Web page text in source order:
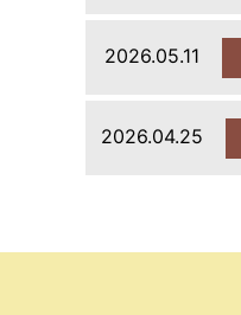
2026.05.11
2026.04.25